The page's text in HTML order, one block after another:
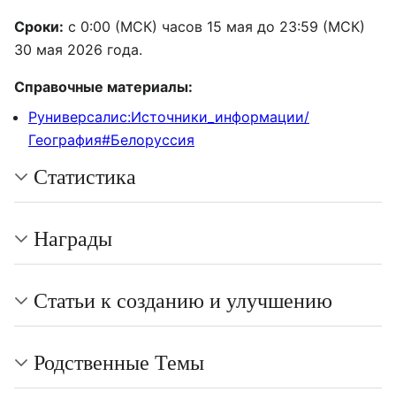
Сроки: с 0:00 (МСК) часов 15 мая до 23:59 (МСК)
30 мая 2026 года.
Справочные материалы:
Руниверсалис:Источники_информации/
География#Белоруссия
Статистика
Награды
Статьи к созданию и улучшению
Родственные Темы